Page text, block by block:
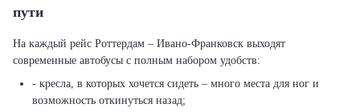
пути
На каждый рейс Роттердам – Ивано-Франковск выходят
современные автобусы с полным набором удобств:
- кресла, в которых хочется сидеть – много места для ног и
возможность откинуться назад;